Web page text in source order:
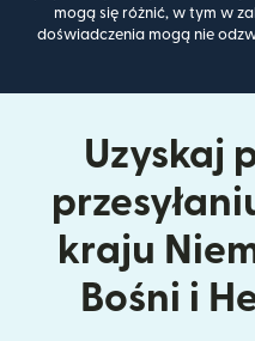
mogą się różnić, w tym w
doświadczenia mogą nie
Uzyskaj
kraju
Bośni i